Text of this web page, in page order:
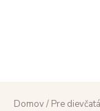
Domov/ Pre dievčatá